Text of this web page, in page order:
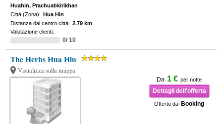
Huahin, Prachuabkirikhan
Città (Zona): Hua Hin
Distanza dal centro città: 2.79 km
Valutazione clienti:
0/ 10
The Herbs Hua Hin
Visualizza sulla mappa
Da 1 € per notte
Dettagli dell'offerta
Offerto da Booking